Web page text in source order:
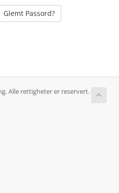
Glemt Passord?
Alle rettigheter er reservert.